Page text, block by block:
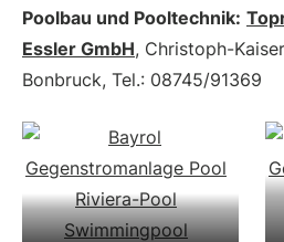
Poolbau und Pooltechnik:
Essler GmbH, Christoph-
Bonbruck, Tel.: 08745/91369